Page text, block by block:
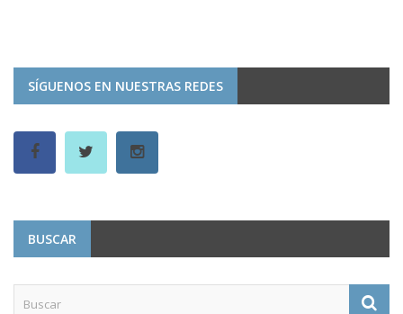
SÍGUENOS EN NUESTRAS REDES
BUSCAR